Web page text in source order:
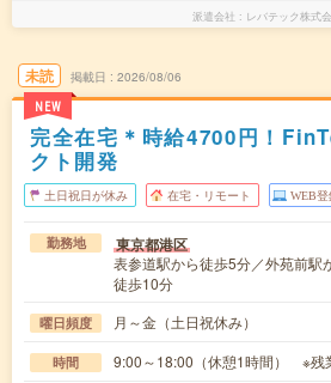
派遣会社 レバテック株式
未読
NEW
掲載日 2026/08/06
完全在宅＊時給4700円！
クト開発
土日祝日が休み 在宅・リモート WEB登
勤務地 東京都港区
表参道駅から徒歩5分／外苑前駅
徒歩10分
曜日頻度 月～金（土日祝休み）
時間 9:00～18:00（休憩1時間） ※残